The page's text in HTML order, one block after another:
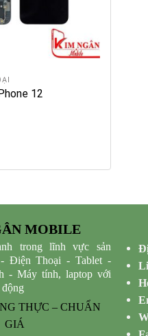
12
MOBILE
trong lĩnh vực sản
- Điện Thoại - Tablet -
- Máy tính, laptop với
THỰC – CHUẨN
GIÁ